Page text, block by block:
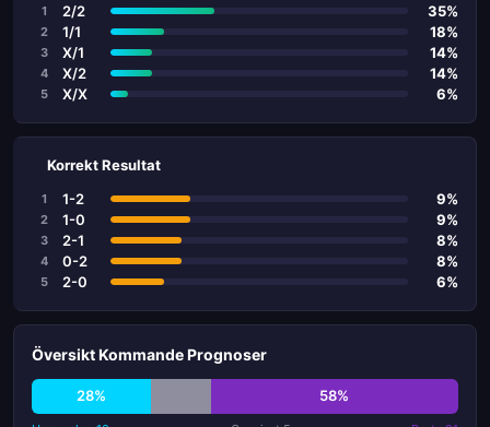
1 2/2 35%
2 1/1 18%
3 X/1 14%
4 X/2 14%
5 X/X 6%
Korrekt Resultat
1 1-2 9%
2 1-0 9%
3 2-1 8%
4 0-2 8%
5 2-0 6%
Översikt Kommande Prognoser
28% 58%